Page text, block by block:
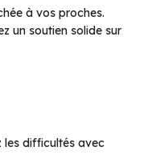
à vos proches.
un soutien solide sur
les difficultés avec